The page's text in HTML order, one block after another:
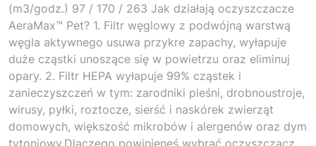
(m3/godz.) 97 / 170 / 263 Jak działają oczyszczacze
AeraMax™ Pet? 1. Filtr węglowy z podwójną warstwą
węgla aktywnego usuwa przykre zapachy, wyłapuje
duże cząstki unoszące się w powietrzu oraz eliminuj
opary. 2. Filtr HEPA wyłapuje 99% cząstek i
zanieczyszczeń w tym: zarodniki pleśni, drobnoustroje,
wirusy, pyłki, roztocze, sierść i naskórek zwierząt
domowych, większość mikrobów i alergenów oraz dym
tytoniowy.Dlaczego powinieneś wybrać oczyszczacz